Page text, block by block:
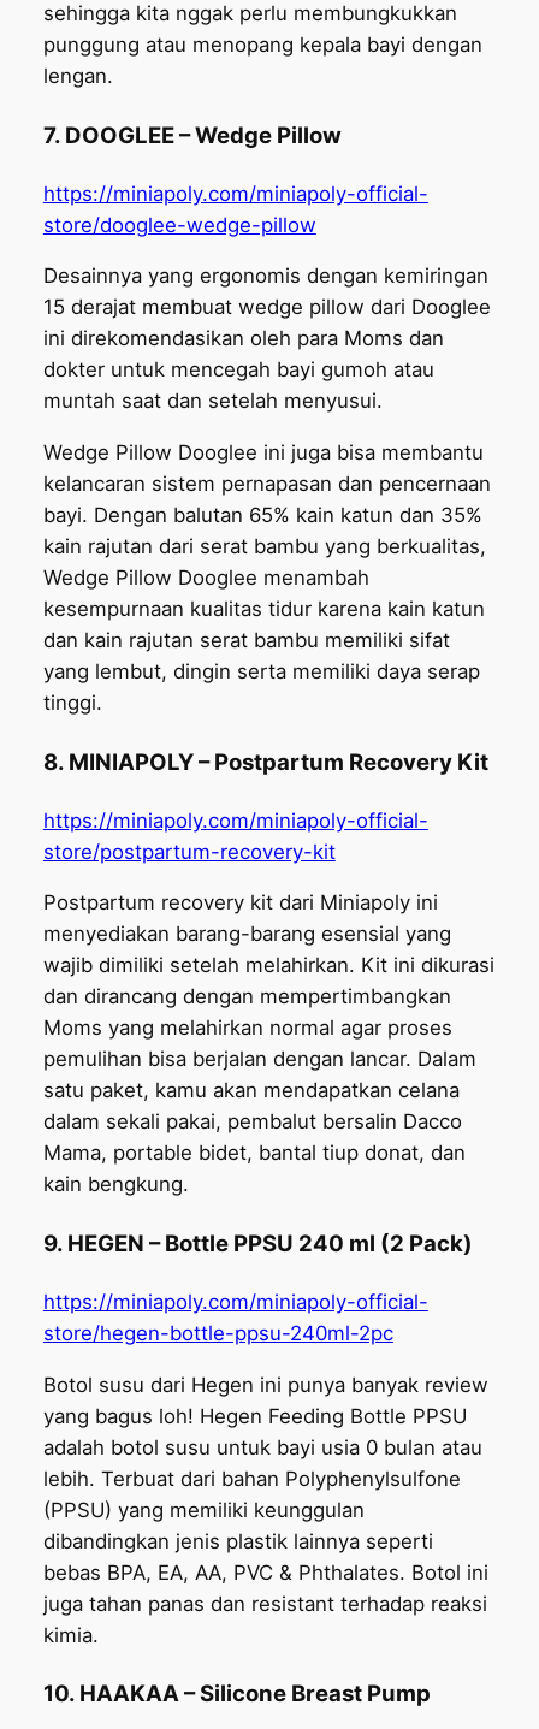
sehingga kita nggak perlu membungkukkan
punggung atau menopang kepala bayi dengan
lengan.
7. DOOGLEE – Wedge Pillow
https://miniapoly.com/miniapoly-official-
store/dooglee-wedge-pillow
Desainnya yang ergonomis dengan kemiringan
15 derajat membuat wedge pillow dari Dooglee
ini direkomendasikan oleh para Moms dan
dokter untuk mencegah bayi gumoh atau
muntah saat dan setelah menyusui.
Wedge Pillow Dooglee ini juga bisa membantu
kelancaran sistem pernapasan dan pencernaan
bayi. Dengan balutan 65% kain katun dan 35%
kain rajutan dari serat bambu yang berkualitas,
Wedge Pillow Dooglee menambah
kesempurnaan kualitas tidur karena kain katun
dan kain rajutan serat bambu memiliki sifat
yang lembut, dingin serta memiliki daya serap
tinggi.
8. MINIAPOLY – Postpartum Recovery Kit
https://miniapoly.com/miniapoly-official-
store/postpartum-recovery-kit
Postpartum recovery kit dari Miniapoly ini
menyediakan barang-barang esensial yang
wajib dimiliki setelah melahirkan. Kit ini dikurasi
dan dirancang dengan mempertimbangkan
Moms yang melahirkan normal agar proses
pemulihan bisa berjalan dengan lancar. Dalam
satu paket, kamu akan mendapatkan celana
dalam sekali pakai, pembalut bersalin Dacco
Mama, portable bidet, bantal tiup donat, dan
kain bengkung.
9. HEGEN – Bottle PPSU 240 ml (2 Pack)
https://miniapoly.com/miniapoly-official-
store/hegen-bottle-ppsu-240ml-2pc
Botol susu dari Hegen ini punya banyak review
yang bagus loh! Hegen Feeding Bottle PPSU
adalah botol susu untuk bayi usia 0 bulan atau
lebih. Terbuat dari bahan Polyphenylsulfone
(PPSU) yang memiliki keunggulan
dibandingkan jenis plastik lainnya seperti
bebas BPA, EA, AA, PVC & Phthalates. Botol ini
juga tahan panas dan resistant terhadap reaksi
kimia.
10. HAAKAA – Silicone Breast Pump